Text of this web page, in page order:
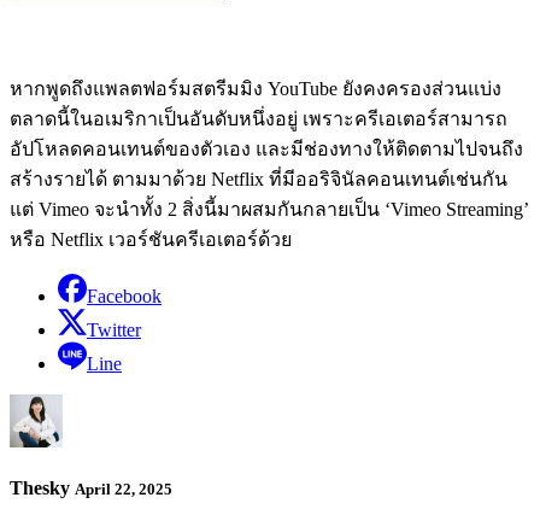
หากพูดถึงแพลตฟอร์มสตรีมมิง YouTube ยังคงครองส่วนแบ่ง
ตลาดนี้ในอเมริกาเป็นอันดับหนึ่งอยู่ เพราะครีเอเตอร์สามารถ
อัปโหลดคอนเทนต์ของตัวเอง และมีช่องทางให้ติดตามไปจนถึง
สร้างรายได้ ตามมาด้วย Netflix ที่มีออริจินัลคอนเทนต์เช่นกัน
แต่ Vimeo จะนำทั้ง 2 สิ่งนี้มาผสมกันกลายเป็น ‘Vimeo Streaming’
หรือ Netflix เวอร์ชันครีเอเตอร์ด้วย
Facebook
Twitter
Line
Thesky April 22, 2025